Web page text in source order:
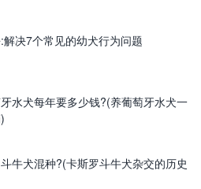
解决7个常见的幼犬行为问题
水犬每年要多少钱?(养葡萄牙水犬一
牛犬混种?(卡斯罗斗牛犬杂交的历史